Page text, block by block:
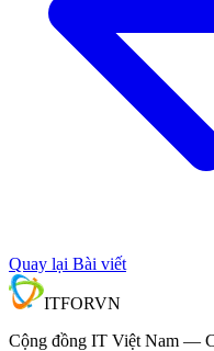
Quay lại Bài viết
ITFORVN
Cộng đồng IT Việt Nam —